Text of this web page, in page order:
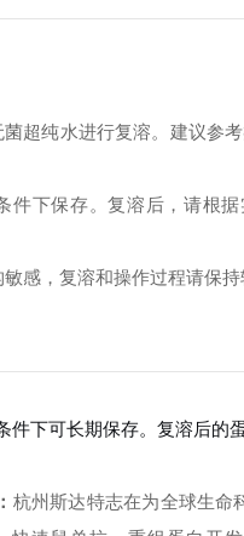
超纯水进行复溶。建议参
件下保存。复溶后，请根
感，复溶和操作过程请保
件下可长期保存。复溶后的
杭州斯达特志在为全球生命